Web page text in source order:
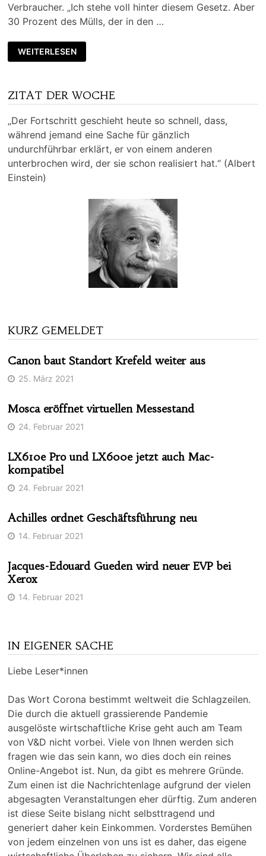
Verbraucher. „Ich stehe voll hinter diesem Gesetz. Aber
30 Prozent des Mülls, der in den …
WEITERLESEN
ZITAT DER WOCHE
„Der Fortschritt geschieht heute so schnell, dass,
während jemand eine Sache für gänzlich
undurchführbar erklärt, er von einem anderen
unterbrochen wird, der sie schon realisiert hat.“ (Albert
Einstein)
KURZ GEMELDET
Canon baut Standort Krefeld weiter aus
25. März 2021
Mosca eröffnet virtuellen Messestand
24. Februar 2021
LX610e Pro und LX600e jetzt auch Mac-
kompatibel
24. Februar 2021
Achilles ordnet Geschäftsführung neu
14. Februar 2021
Jacques-Edouard Gueden wird neuer EVP bei
Xerox
14. Februar 2021
IN EIGENER SACHE
Liebe Leser*innen
Das Wort Corona bestimmt weltweit die Schlagzeilen.
Die durch die aktuell grassierende Pandemie
ausgelöste wirtschaftliche Krise geht auch am Team
von V&D nicht vorbei. Viele von Ihnen werden sich
fragen wie das sein kann, wo dies doch ein reines
Online-Angebot ist. Nun, da gibt es mehrere Gründe.
Zum einen ist die Nachrichtenlage aufgrund der vielen
abgesagten Veranstaltungen eher dürftig. Zum anderen
ist diese Seite bislang nicht selbsttragend und
generiert daher kein Einkommen. Vorderstes Bemühen
von jedem einzelnen von uns ist es daher, das eigene